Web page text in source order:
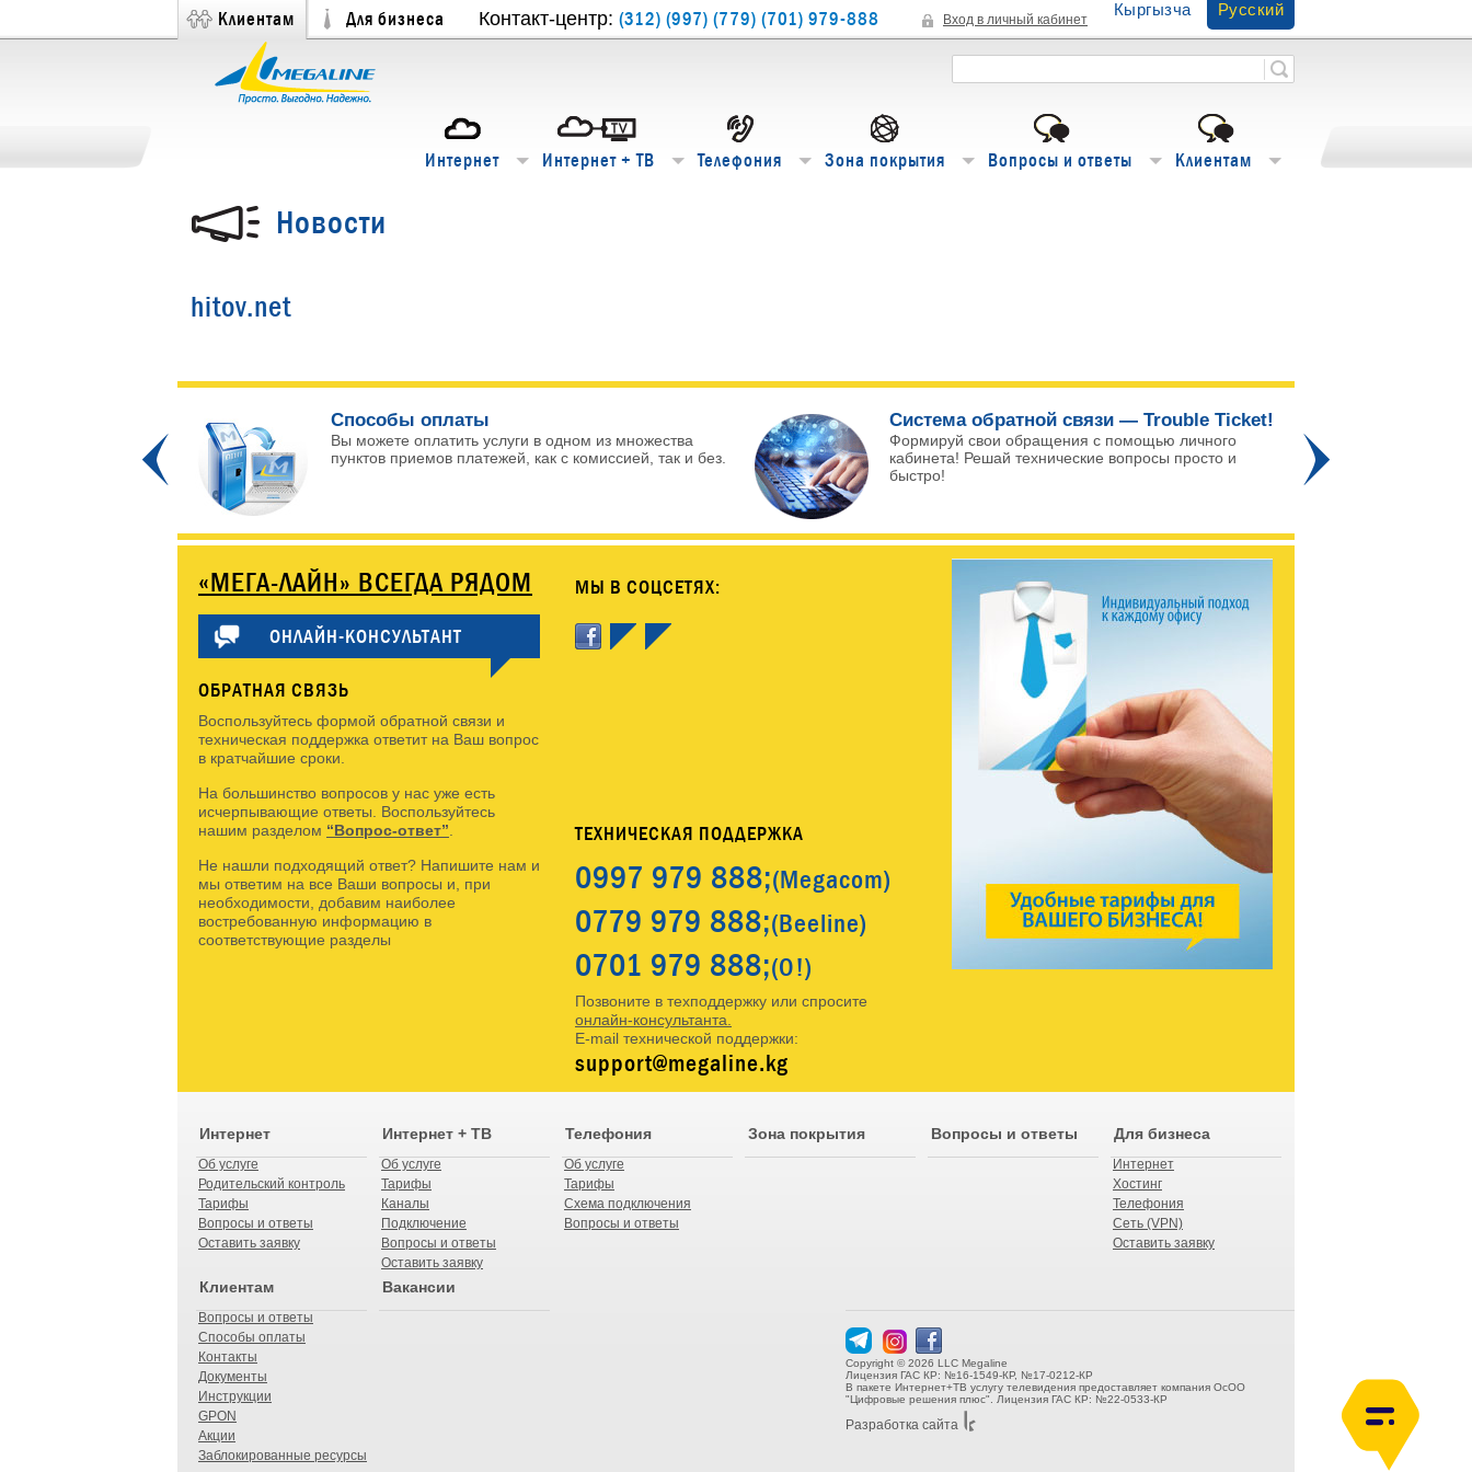
Клиентам Для бизнеса Контакт-центр: (312) (997) (779) (701) 979-888 Вход в личный кабинет
Интернет Интернет + ТВ Телефония Зона покрытия Вопросы и ответы Клиентам
Кыргызча Русский
Новости
hitov.net
Способы оплаты
Вы можете оплатить услуги в одном из множества
пунктов приемов платежей, как с комиссией, так и без.
Система обратной связи — Trouble Ticket!
Формируй свои обращения с помощью личного
кабинета! Решай технические вопросы просто и
быстро!
Prev
«МЕГА-ЛАЙН» ВСЕГДА РЯДОМ
ОНЛАЙН-КОНСУЛЬТАНТ
ОБРАТНАЯ СВЯЗЬ
Воспользуйтесь формой обратной связи и
техническая поддержка ответит на Ваш вопрос
в кратчайшие сроки.
На большинство вопросов у нас уже есть
исчерпывающие ответы. Воспользуйтесь
нашим разделом “Вопрос-ответ”
Не нашли подходящий ответ? Напишите нам и
мы ответим на все Ваши вопросы и, при
необходимости, добавим наиболее
востребованную информацию в
соответствующие разделы
МЫ В СОЦСЕТЯХ:
ТЕХНИЧЕСКАЯ ПОДДЕРЖКА
0997 979 888;(Megacom)
0779 979 888;(Beeline)
0701 979 888;(O!)
Позвоните в техподдержку или спросите
онлайн-консультанта.
E-mail технической поддержки:
support@megaline.kg
Интернет
Об услуге
Родительский контроль
Тарифы
Вопросы и ответы
Оставить заявку
Интернет + ТВ
Об услуге
Тарифы
Каналы
Подключение
Вопросы и ответы
Оставить заявку
Телефония
Об услуге
Тарифы
Схема подключения
Вопросы и ответы
Зона покрытия Вопросы и ответы Для бизнеса
Интернет
Хостинг
Телефония
Сеть (VPN)
Оставить заявку
Клиентам
Вопросы и ответы
Способы оплаты
Контакты
Документы
Инструкции
GPON
Акции
Заблокированные ресурсы
Вакансии
Copyright © 2026 LLC Megaline
Лицензия ГАС КР: №16-1549-КР, №17-0212-КР
В пакете Интернет+ТВ услугу телевидения предоставляет компания ОсОО
"Цифровые решения плюс". Лицензия ГАС КР: №22-0533-КР
Разработка сайта